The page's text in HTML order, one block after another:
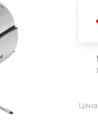
Цена